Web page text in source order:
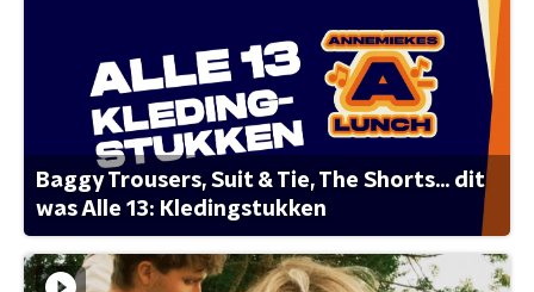
Baggy Trousers, Suit & Tie, The Shorts... dit
was Alle 13: Kledingstukken